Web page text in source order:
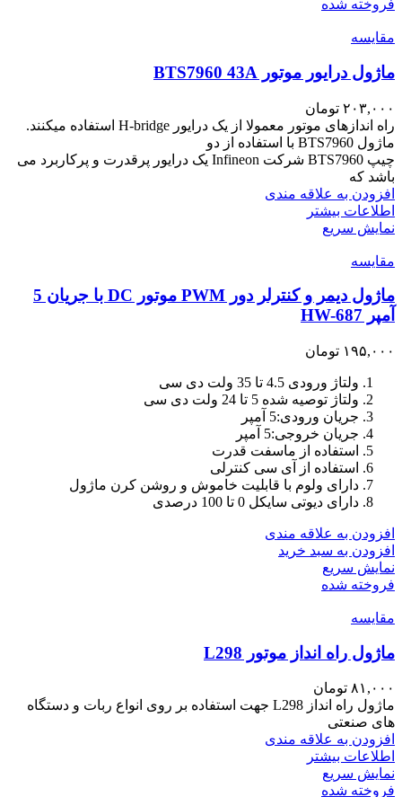
فروخته شده
مقايسه
ماژول درایور موتور BTS7960 43A
۲۰۳,۰۰۰ تومان
راه اندازهای موتور معمولا از یک درایور H-bridge استفاده میکنند.
ماژول BTS7960 با استفاده از دو
چیپ BTS7960 شرکت Infineon یک درایور پرقدرت و پرکاربرد می
باشد که
افزودن به علاقه مندی
اطلاعات بیشتر
نمایش سریع
مقايسه
ماژول دیمر و کنترلر دور PWM موتور DC با جریان 5
آمپر HW-687
۱۹۵,۰۰۰ تومان
ولتاژ ورودی 4.5 تا 35 ولت دی سی
ولتاژ توصیه شده 5 تا 24 ولت دی سی
جریان ورودی:5 آمپر
جریان خروجی:5 آمپر
استفاده از ماسفت قدرت
استفاده از آی سی کنترلی
دارای ولوم با قابلیت خاموش و روشن کرن ماژول
دارای دیوتی سایکل 0 تا 100 درصدی
افزودن به علاقه مندی
افزودن به سبد خرید
نمایش سریع
فروخته شده
مقايسه
ماژول راه انداز موتور L298
۸۱,۰۰۰ تومان
ماژول راه انداز L298 جهت استفاده بر روی انواع ربات و دستگاه
های صنعتی
افزودن به علاقه مندی
اطلاعات بیشتر
نمایش سریع
فروخته شده